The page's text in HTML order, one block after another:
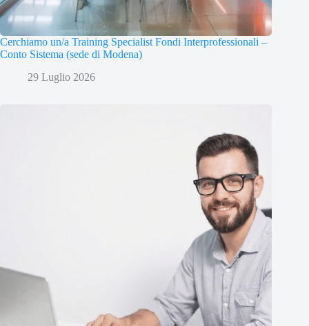
Cerchiamo un/a Training Specialist Fondi Interprofessionali –
Conto Sistema (sede di Modena)
29 Luglio 2026